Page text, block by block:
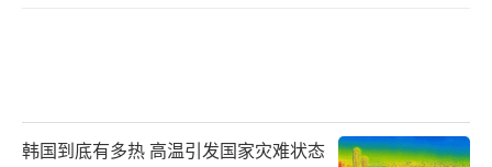
韩国到底有多热 高温引发国家灾难状态